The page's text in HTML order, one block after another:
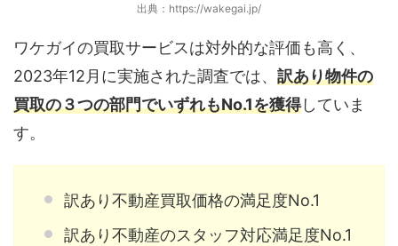
出典：https://wakegai.jp/
ワケガイの買取サービスは対外的な評価も高く、
2023年12月に実施された調査では、 訳あり物件の
買取の３つの部門でいずれもNo.1を獲得していま
す。
訳あり不動産買取価格の満足度No.1
訳あり不動産のスタッフ対応満足度No.1